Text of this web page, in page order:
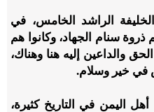
الراشد الخامس، في
ذروة سنام الجهاد، وكانوا هم
والداعين إليه هنا وهناك،
في خير وسلام.
أهل اليمن في التاريخ كثيرة،